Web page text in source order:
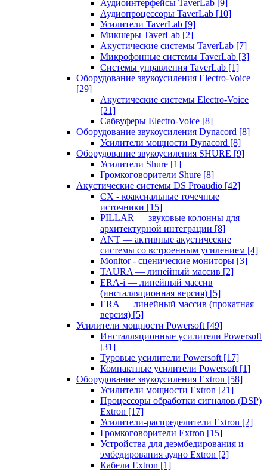
Аудиоинтерфейсы TaverLab [9]
Аудиопроцессоры TaverLab [10]
Усилители TaverLab [9]
Микшеры TaverLab [2]
Акустические системы TaverLab [7]
Микрофонные системы TaverLab [3]
Системы управления TaverLab [1]
Оборудование звукоусиления Electro-Voice
[29]
Акустические системы Electro-Voice
[21]
Сабвуферы Electro-Voice [8]
Оборудование звукоусиления Dynacord [8]
Усилители мощности Dynacord [8]
Оборудование звукоусиления SHURE [9]
Усилители Shure [1]
Громкоговорители Shure [8]
Акустические системы DS Proaudio [42]
CX - коаксиальные точечные
источники [15]
PILLAR — звуковые колонны для
архитектурной интеграции [8]
ANT — активные акустические
системы со встроенным усилением [4]
Monitor - сценические мониторы [3]
TAURA — линейный массив [2]
ERA-i — линейный массив
(инсталляционная версия) [5]
ERA — линейный массив (прокатная
версия) [5]
Усилители мощности Powersoft [49]
Инсталляционные усилители Powersoft
[31]
Туровые усилители Powersoft [17]
Компактные усилители Powersoft [1]
Оборудование звукоусиления Extron [58]
Усилители мощности Extron [21]
Процессоры обработки сигналов (DSP)
Extron [17]
Усилители-распределители Extron [2]
Громкоговорители Extron [15]
Устройства для деэмбедирования и
эмбедирования аудио Extron [2]
Кабели Extron [1]